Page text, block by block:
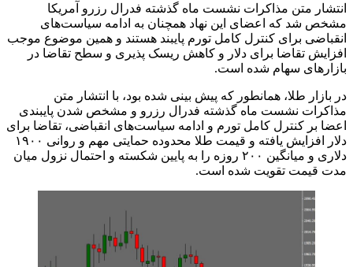
انتشار متن مذاکرات نشست ماه گذشته فدرال رزرو آمریکا
مشخص شد که اعضای این نهاد همچنان به ادامه سیاست‌های
انقباضی برای کنترل کامل تورم پایبند هستند و همین موضوع موجب
افزایش تقاضا برای دلار و کاهش ریسک پذیری و سطح تقاضا در
بازارهای سهام شده است.
در بازار طلا، همانطور که پیش بینی شده بود، با انتشار متن
مذاکرات نشست ماه گذشته فدرال رزرو و مشخص شدن پایبندی
اعضا بر کنترل کامل تورم و ادامه سیاست‌های انقباضی، تقاضا برای
دلار افزایش یافته و قیمت طلا محدوده حمایتی مهم و روانی ۱۹۰۰
دلاری و میانگین ۲۰۰ روزه را به پایین شکسته و احتمال نزول میان
مدت قیمت تقویت شده است.